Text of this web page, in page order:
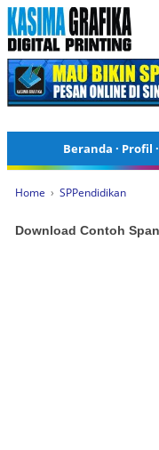
Beranda · Profil ·
Home › SPPendidikan
Download Contoh